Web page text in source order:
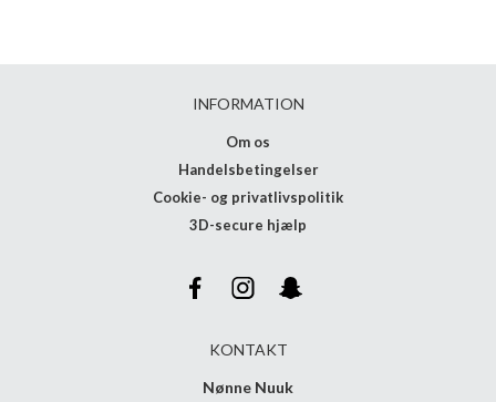
INFORMATION
Om os
Handelsbetingelser
Cookie- og privatlivspolitik
3D-secure hjælp
KONTAKT
Nønne Nuuk